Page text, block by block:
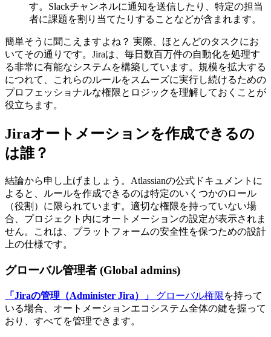
す。Slackチャンネルに通知を送信したり、特定の担当
者に課題を割り当てたりすることなどが含まれます。
簡単そうに聞こえますよね？ 実際、ほとんどのタスクにお
いてその通りです。Jiraは、毎日数百万件の自動化を処理す
る非常に有能なシステムを構築しています。規模を拡大する
につれて、これらのルールをスムーズに実行し続けるための
プロフェッショナルな権限とロジックを理解しておくことが
役立ちます。
Jiraオートメーションを作成できるの
は誰？
結論から申し上げましょう。Atlassianの公式ドキュメントに
よると、ルールを作成できるのは特定のいくつかのロール
（役割）に限られています。適切な権限を持っていない場
合、プロジェクト内にオートメーションの設定が表示されま
せん。これは、プラットフォームの安全性を保つための設計
上の仕様です。
グローバル管理者 (Global admins)
「Jiraの管理（Administer Jira）」 グローバル権限を持って
いる場合、オートメーションエコシステム全体の鍵を握って
おり、すべてを管理できます。